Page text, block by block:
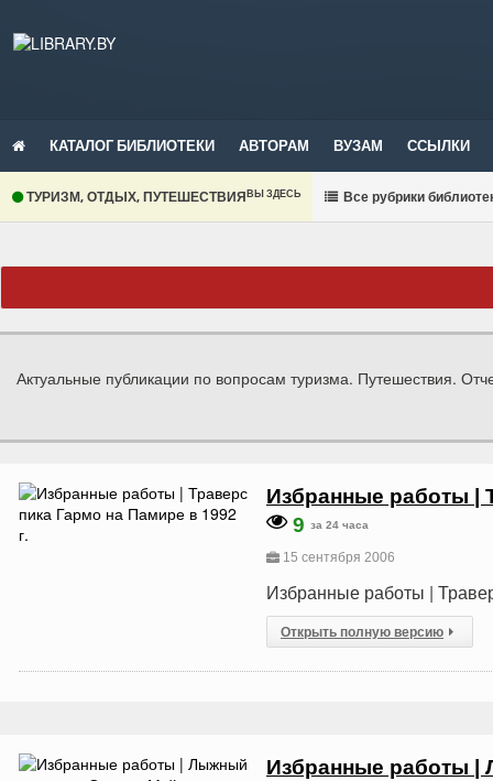
КАТАЛОГ БИБЛИОТЕКИ АВТОРАМ ВУЗАМ ССЫЛКИ
ТУРИЗМ, ОТДЫХ, ПУТЕШЕСТВИЯВЫ ЗДЕСЬ Все рубрики
Актуальные публикации по вопросам туризма. Путешествия.
Избранные работы |
9 за 24 часа
15 сентября 2006
Избранные работы |
Открыть полную версию
Избранные работы |